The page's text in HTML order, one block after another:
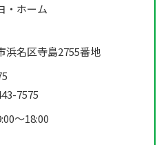
・ホーム
浜名区寺島2755番地
7575
〜18:00